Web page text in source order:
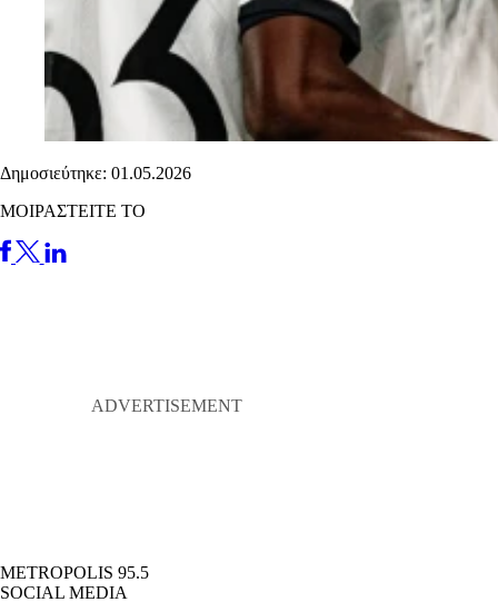
Δημοσιεύτηκε: 01.05.2026
ΜΟΙΡΑΣΤΕΙΤΕ ΤΟ
METROPOLIS 95.5
SOCIAL MEDIA